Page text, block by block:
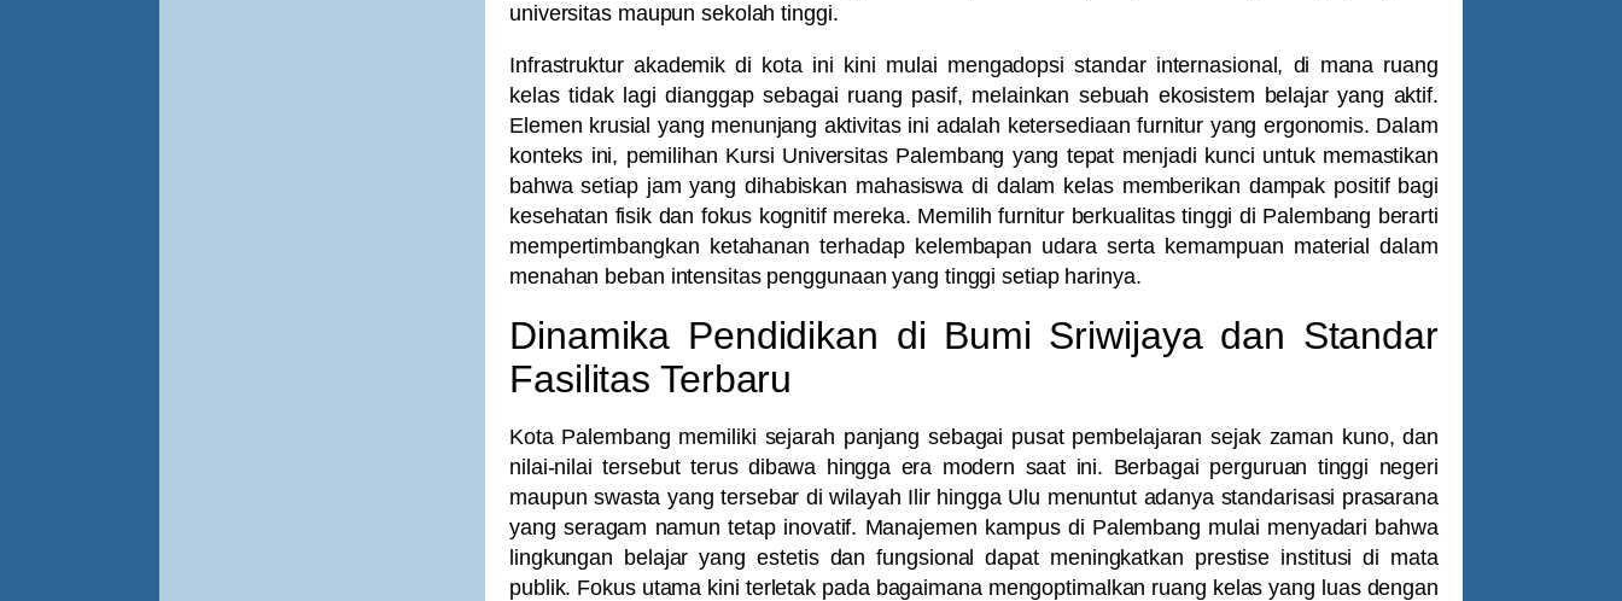
universitas maupun sekolah tinggi.
Infrastruktur akademik di kota ini kini mulai mengadopsi standar internasional, di mana ruang
kelas tidak lagi dianggap sebagai ruang pasif, melainkan sebuah ekosistem belajar yang aktif.
Elemen krusial yang menunjang aktivitas ini adalah ketersediaan furnitur yang ergonomis. Dalam
konteks ini, pemilihan Kursi Universitas Palembang yang tepat menjadi kunci untuk memastikan
bahwa setiap jam yang dihabiskan mahasiswa di dalam kelas memberikan dampak positif bagi
kesehatan fisik dan fokus kognitif mereka. Memilih furnitur berkualitas tinggi di Palembang berarti
mempertimbangkan ketahanan terhadap kelembapan udara serta kemampuan material dalam
menahan beban intensitas penggunaan yang tinggi setiap harinya.
Dinamika Pendidikan di Bumi Sriwijaya dan Standar
Fasilitas Terbaru
Kota Palembang memiliki sejarah panjang sebagai pusat pembelajaran sejak zaman kuno, dan
nilai-nilai tersebut terus dibawa hingga era modern saat ini. Berbagai perguruan tinggi negeri
maupun swasta yang tersebar di wilayah Ilir hingga Ulu menuntut adanya standarisasi prasarana
yang seragam namun tetap inovatif. Manajemen kampus di Palembang mulai menyadari bahwa
lingkungan belajar yang estetis dan fungsional dapat meningkatkan prestise institusi di mata
publik. Fokus utama kini terletak pada bagaimana mengoptimalkan ruang kelas yang luas dengan